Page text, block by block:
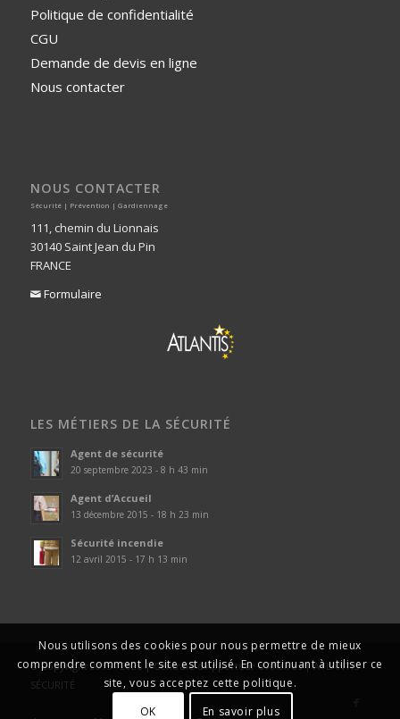
Politique de confidentialité
CGU
Demande de devis en ligne
Nous contacter
NOUS CONTACTER
Sécurité | Prévention | Gardiennage
111, chemin du Lionnais
30140 Saint Jean du Pin
FRANCE
 Formulaire
LES MÉTIERS DE LA SÉCURITÉ
Agent de sécurité
20 septembre 2023 - 8 h 43 min
Agent d’Accueil
13 décembre 2015 - 18 h 23 min
Sécurité incendie
12 avril 2015 - 17 h 13 min
© Copyright 2015 - 2026 | Centrale d’Apporteur d’Affaires | ATLANTIS
SÉCURITÉ
Nous utilisons des cookies pour nous permettre de mieux
comprendre comment le site est utilisé. En continuant à utiliser ce
site, vous acceptez cette politique.
OK
En savoir plus